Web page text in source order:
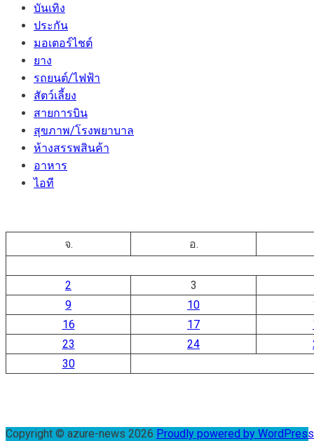
บันเทิง
ประกัน
มอเตอร์ไชต์
ยาง
รถยนต์/ไฟฟ้า
สัตว์เลี้ยง
สายการบิน
สุขภาพ/โรงพยาบาล
ห้างสรรพสินค้า
อาหาร
ไอที
จ. อ.
2
3
9
10
16
17
23
24
30
Copyright © azure-news 2026 Proudly powered by